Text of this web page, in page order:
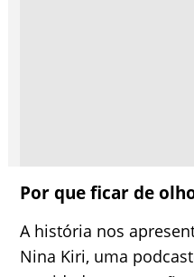
Por que ficar de
A história nos
Nina Kiri, uma